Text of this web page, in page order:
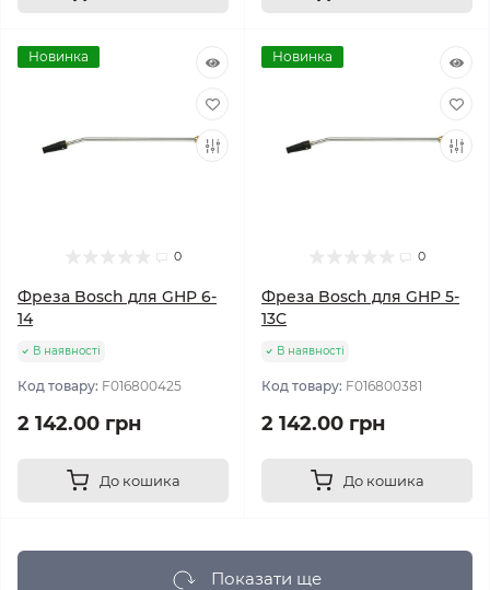
Новинка
0
Фреза Bosch для GHP 6-
14
В наявності
Код товару: F016800425
2 142.00 грн
До кошика
Новинка
0
Фреза Bosch для GHP 5-
13C
В наявності
Код товару: F016800381
2 142.00 грн
До кошика
Показати ще